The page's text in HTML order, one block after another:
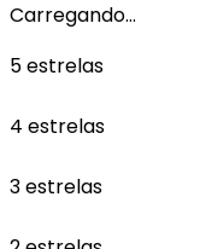
Carregando…
5 estrelas
4 estrelas
3 estrelas